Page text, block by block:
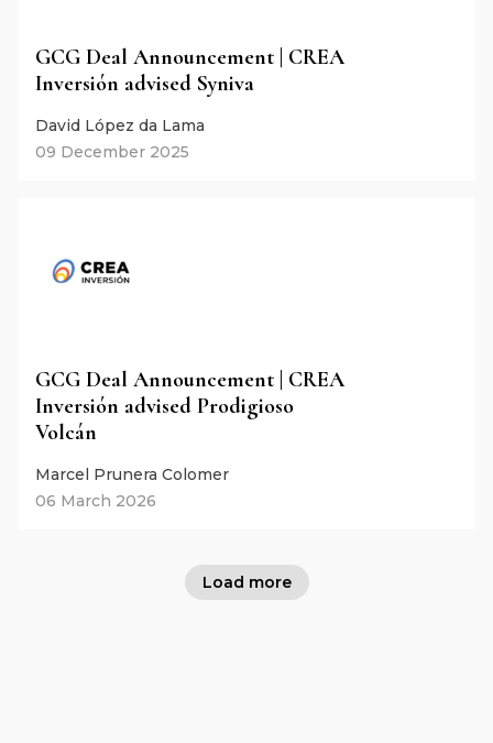
GCG Deal Announcement | CREA
Inversión advised Syniva
David López da Lama
09 December 2025
GCG Deal Announcement | CREA
Inversión advised Prodigioso
Volcán
Marcel Prunera Colomer
06 March 2026
Load more